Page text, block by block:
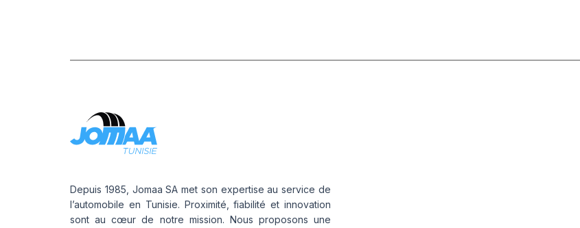
Depuis 1985, Jomaa SA met son expertise au service de
l’automobile en Tunisie. Proximité, fiabilité et innovation
sont au cœur de notre mission. Nous proposons une